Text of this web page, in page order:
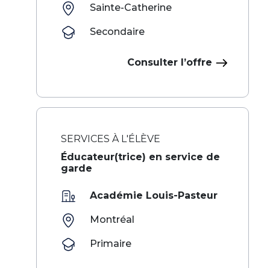
Sainte-Catherine
Secondaire
Consulter l’offre
SERVICES À L'ÉLÈVE
Éducateur(trice) en service de
garde
Académie Louis-Pasteur
Montréal
Primaire